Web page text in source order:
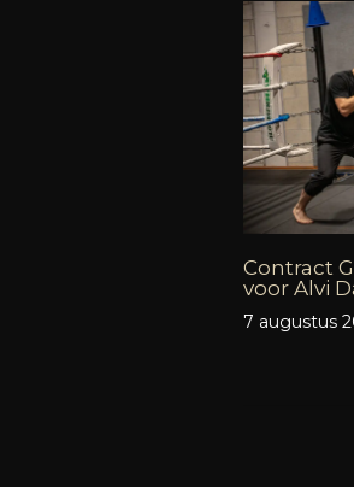
Contract
voor Alvi
7 augustus